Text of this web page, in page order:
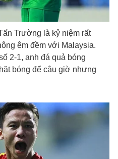
Trường là kỷ niệm rất
êm đềm với Malaysia.
2-1, anh đá quả bóng
bóng để câu giờ nhưng